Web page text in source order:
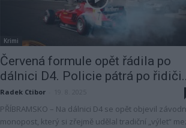
Krimi
Červená formule opět řádila po
dálnici D4. Policie pátrá po
Radek Ctibor
PŘÍBRAMSKO – Na dálnici D4 se opět objevil
monopost, který si zřejmě udělal tradiční „výlet“